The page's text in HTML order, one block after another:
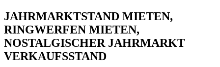
JAHRMARKTSTAND MIETEN,
RINGWERFEN MIETEN,
NOSTALGISCHER JAHRMARKT
VERKAUFSSTAND